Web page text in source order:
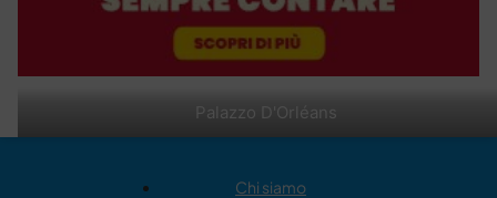
Palazzo D'Orléans
Chi siamo